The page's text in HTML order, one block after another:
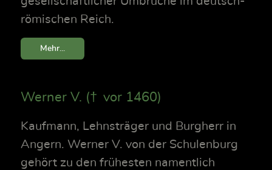
römischen Reich.
Mehr...
Werner V. († vor 1460)
Kaufmann, Lehnsträger und Burgherr in
Angern. Werner V. von der Schulenburg
gehört zu den frühesten namentlich